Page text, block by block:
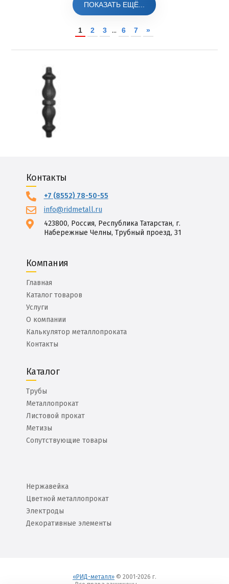
ПОКАЗАТЬ ЕЩЁ...
1 2 3 ... 6 7 »
Контакты
+7 (8552) 78-50-55
info@ridmetall.ru
423800, Россия, Республика Татарстан, г.
Набережные Челны, Трубный проезд, 31
Компания
Главная
Каталог товаров
Услуги
О компании
Калькулятор металлопроката
Контакты
Каталог
Трубы
Металлопрокат
Листовой прокат
Метизы
Сопутствующие товары
Нержавейка
Цветной металлопрокат
Электроды
Декоративные элементы
«РИД-металл»© 2001-2026 г.